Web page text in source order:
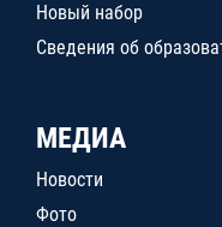
Новый набор
Сведения об
МЕДИА
Новости
Фото